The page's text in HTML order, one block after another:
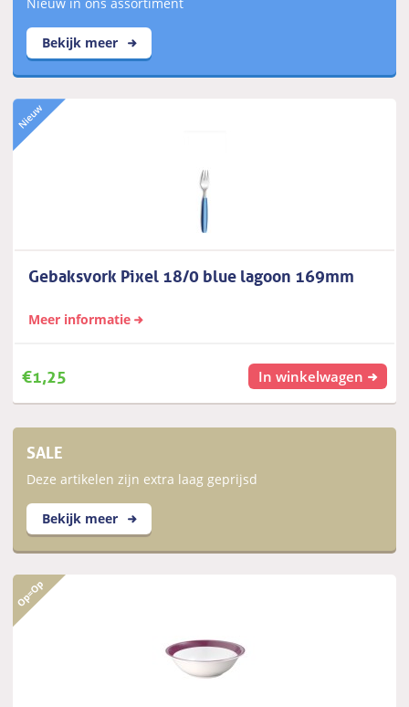
Bekijk meer
Gebaksvork Pixel 18/0 blue lagoon 169mm
Meer informatie
€1,25 In winkelwagen
SALE
Deze artikelen zijn extra laag geprijsd
Bekijk meer